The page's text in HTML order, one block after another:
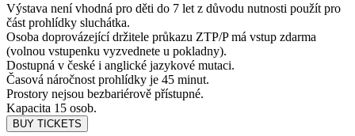
Výstava není vhodná pro děti do 7 let z důvodu nutnosti použít pro
část prohlídky sluchátka.
Osoba doprovázející držitele průkazu ZTP/P má vstup zdarma
(volnou vstupenku vyzvednete u pokladny).
Dostupná v české i anglické jazykové mutaci.
Časová náročnost prohlídky je 45 minut.
Prostory nejsou bezbariérově přístupné.
Kapacita 15 osob.